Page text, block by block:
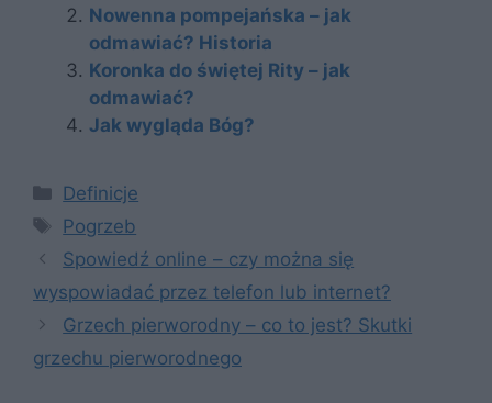
Nowenna pompejańska – jak
odmawiać? Historia
Koronka do świętej Rity – jak
odmawiać?
Jak wygląda Bóg?
Kategorie
Definicje
Tagi
Pogrzeb
Spowiedź online – czy można się
wyspowiadać przez telefon lub internet?
Grzech pierworodny – co to jest? Skutki
grzechu pierworodnego